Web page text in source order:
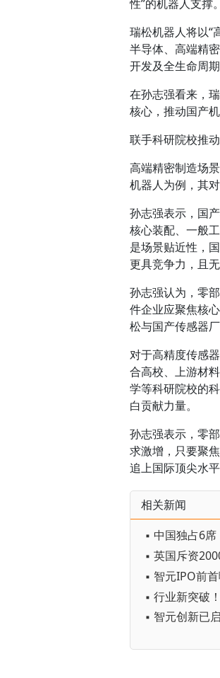
性”的机器人支撑
瑞松机器人将以“
半导体、高端精
开发及全生命周
在孙志强看来，
核心，推动国产
联手科研院校推
高端精密制造场
机器人为例，其
孙志强表示，国
核心装配、一般
是场景贴近性，
更具竞争力，且
孙志强认为，零
件企业应聚焦核
松与国产传感器
对于高精度传感
合高校、上游材
学等科研院校的
白贡献力量。
孙志强表示，零
求激增，只要聚
追上国际顶尖水
相关新闻